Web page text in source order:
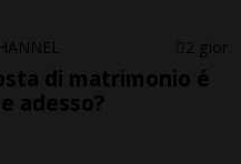
2 gior
di matrimonio é
adesso?